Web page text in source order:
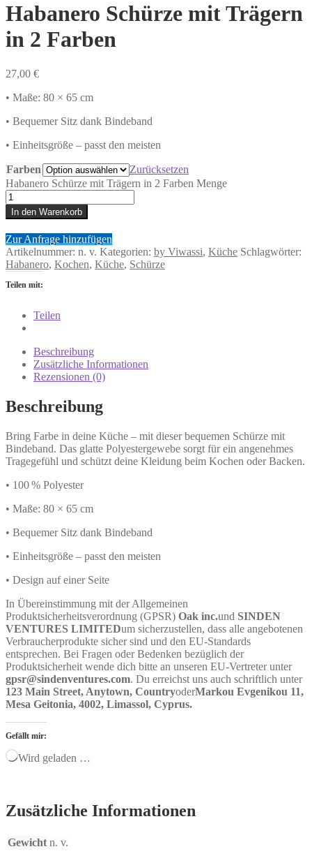
Habanero Schürze mit Trägern
in 2 Farben
27,00 €
• Maße: 80 × 65 cm
• Bequemer Sitz dank Bindeband
• Einheitsgröße – passt den meisten
Farben
Zurücksetzen
Habanero Schürze mit Trägern in 2 Farben Menge
In den Warenkorb
Zur Anfrage hinzufügen
Artikelnummer: n. v. Kategorien: by Viwassi, Küche Schlagwörter:
Habanero, Kochen, Küche, Schürze
Teilen mit:
Teilen
Beschreibung
Zusätzliche Informationen
Rezensionen (0)
Beschreibung
Bring Farbe in deine Küche – mit dieser bequemen Schürze mit
Bindeband. Das glatte Polyestergewebe sorgt für ein angenehmes
Tragegefühl und schützt deine Kleidung beim Kochen oder Backen.
• 100 % Polyester
• Maße: 80 × 65 cm
• Bequemer Sitz dank Bindeband
• Einheitsgröße – passt den meisten
• Design auf einer Seite
In Übereinstimmung mit der Allgemeinen
Produktsicherheitsverordnung (GPSR) Oak inc.und SINDEN
VENTURES LIMITEDum sicherzustellen, dass alle angebotenen
Verbraucherprodukte sicher sind und den EU-Standards
entsprechen. Bei Fragen oder Bedenken bezüglich der
Produktsicherheit wende dich bitte an unseren EU-Vertreter unter
gpsr@sindenventures.com. Du erreichst uns auch schriftlich unter
123 Main Street, Anytown, CountryoderMarkou Evgenikou 11,
Mesa Geitonia, 4002, Limassol, Cyprus.
Gefällt mir:
Wird geladen …
Zusätzliche Informationen
Gewicht n. v.